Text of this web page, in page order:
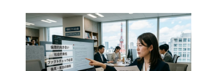
よくあるご質問
独立・開業支援プラン
お問い合わせ